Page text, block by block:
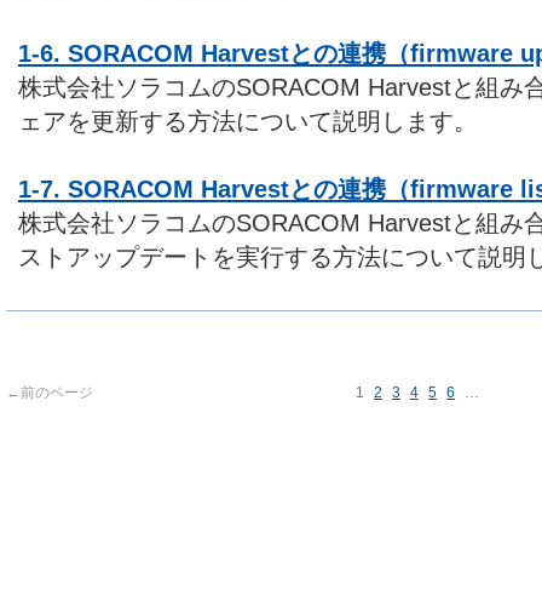
1-6. SORACOM Harvestとの連携（firmware
株式会社ソラコムのSORACOM Harvestと組み
ェアを更新する方法について説明します。
1-7. SORACOM Harvestとの連携（firmware
株式会社ソラコムのSORACOM Harvestと組み
ストアップデートを実行する方法について説明
←前のページ 1 2 3 4 5 6 …